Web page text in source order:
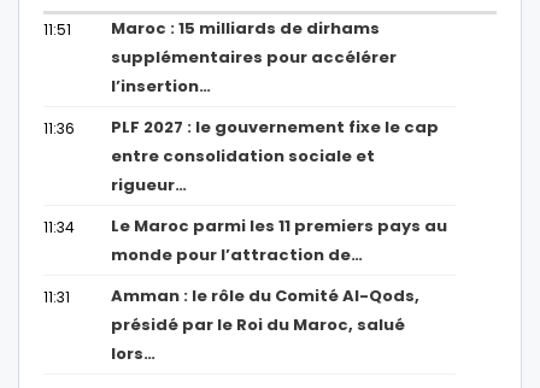
11:51
Maroc : 15 milliards de dirhams
supplémentaires pour accélérer
l’insertion…
11:36
PLF 2027 : le gouvernement fixe le cap
entre consolidation sociale et
rigueur…
11:34
Le Maroc parmi les 11 premiers pays au
monde pour l’attraction de…
11:31
Amman : le rôle du Comité Al-Qods,
présidé par le Roi du Maroc, salué
lors…